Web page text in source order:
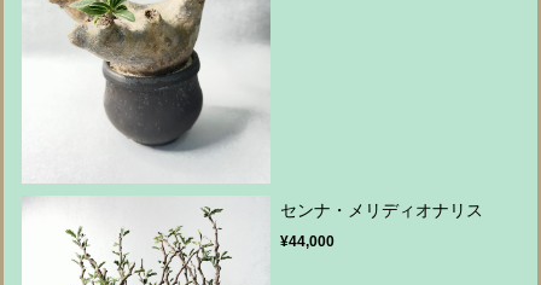
センナ・メリディオナリス
¥44,000